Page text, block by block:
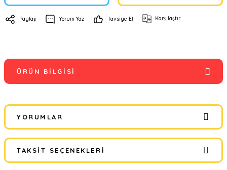
Paylaş Yorum Yaz Tavsiye Et Karşılaştır
ÜRÜN BILGISI
YORUMLAR
Bu ürüne ilk yorumu siz yapın!
TAKSIT SEÇENEKLERI